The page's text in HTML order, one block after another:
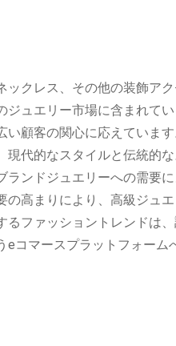
クレス、その他の装飾ア
ュエリー市場に含まれて
い顧客の関心に応えていま
代的なスタイルと伝統的
ンドジュエリーへの需要
高まりにより、高級ジュ
ファッショントレンドは
eコマースプラットフォー